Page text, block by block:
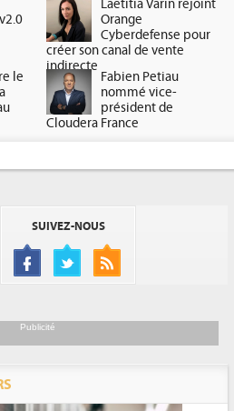
Laetitia Varin rejoint
Orange
Cyberdefense pour
créer son canal de vente
indirecte
le
Fabien Petiau
nommé vice-
président de
Cloudera France
SUIVEZ-NOUS
Publicité